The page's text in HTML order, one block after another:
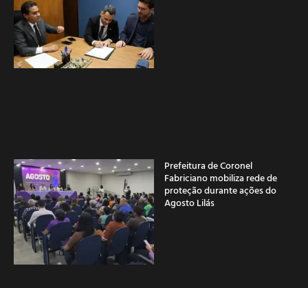
Prefeitura de Coronel
Fabriciano mobiliza rede de
proteção durante ações do
Agosto Lilás